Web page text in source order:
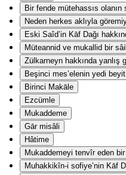
Bir fende mütehassıs
Neden herkes aklıyla
Eski Saîd’in Kāf Dağı
Müteannid ve mukallid bir
Zülkarneyn hakkında yanlış
Beşinci mes’elenin yedi
Birinci Makāle
Ezcümle
Mukaddeme
Gār misâli
Hâtime
Mukaddemeyi tenvîr eden
Muhakkikîn-i sofiye’nin Kāf